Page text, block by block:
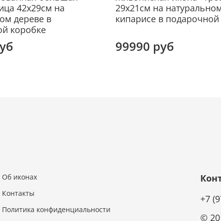
Для
42х29см на
дереве в
коробке
29х21см на
кипарисе в
99990 руб
Об иконах
Контакты
Политика конфиденциальности
+7
©